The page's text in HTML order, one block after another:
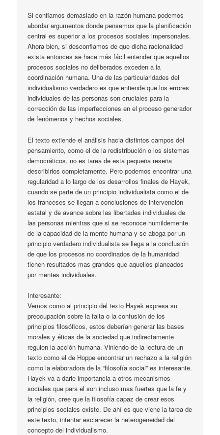
Si confiamos demasiado en la razón humana podemos
abordar argumentos donde pensemos que la planificación
central es superior a los procesos sociales impersonales.
Ahora bien, si desconfiamos de que dicha racionalidad
exista entonces se hace más fácil entender que aquellos
procesos sociales no deliberados exceden a la
coordinación humana. Una de las particularidades del
individualismo verdadero es que entiende que los errores
individuales de las personas son cruciales para la
corrección de las imperfecciones en el proceso generador
de fenómenos y hechos sociales.
El texto extiende el análisis hacia distintos campos del
pensamiento, como el de la redistribución o los sistemas
democráticos, no es tarea de esta pequeña reseña
describirlos completamente. Pero podemos encontrar una
regularidad a lo largo de los desarrollos finales de Hayek,
cuando se parte de un principio individualista como el de
los franceses se llegan a conclusiones de intervención
estatal y de avance sobre las libertades individuales de
las personas mientras que si se reconoce humildemente
de la capacidad de la mente humana y se aboga por un
principio verdadero individualista se llega a la conclusión
de que los procesos no coordinados de la humanidad
tienen resultados mas grandes que aquellos planeados
por mentes individuales.
Interesante:
Vemos como al principio del texto Hayek expresa su
preocupación sobre la falta o la confusión de los
principios filosóficos, estos deberían generar las bases
morales y éticas de la sociedad que indirectamente
regulen la acción humana. Viniendo de la lectura de un
texto como el de Hoppe encontrar un rechazo a la religión
como la elaboradora de la “filosofía social” es interesante.
Hayek va a darle importancia a otros mecanismos
sociales que para el son incluso mas fuertes que la fe y
la religión, cree que la filosofía capaz de crear esos
principios sociales existe. De ahí es que viene la tarea de
este texto, intentar esclarecer la heterogeneidad del
concepto del individualismo.